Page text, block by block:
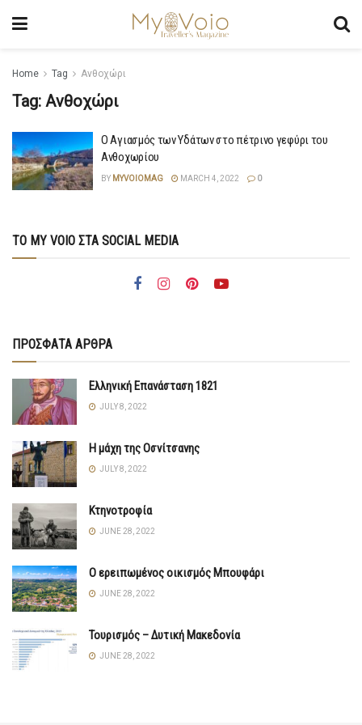
Home Tag Ανθοχώρι
Tag: Ανθοχώρι
Ο Αγιασμός των Υδάτων στο πέτρινο γεφύρι του
Ανθοχωρίου
BY MYVOIOMAG MARCH 4, 2022 0
ΤΟ MY VOIO ΣΤΑ SOCIAL MEDIA
ΠΡΟΣΦΑΤΑ ΑΡΘΡΑ
Ελληνική Επανάσταση 1821
JULY 8, 2022
Η μάχη της Οσνίτσανης
JULY 8, 2022
Κτηνοτροφία
JUNE 28, 2022
Ο ερειπωμένος οικισμός Μπουφάρι
JUNE 28, 2022
Τουρισμός – Δυτική Μακεδονία
JUNE 28, 2022